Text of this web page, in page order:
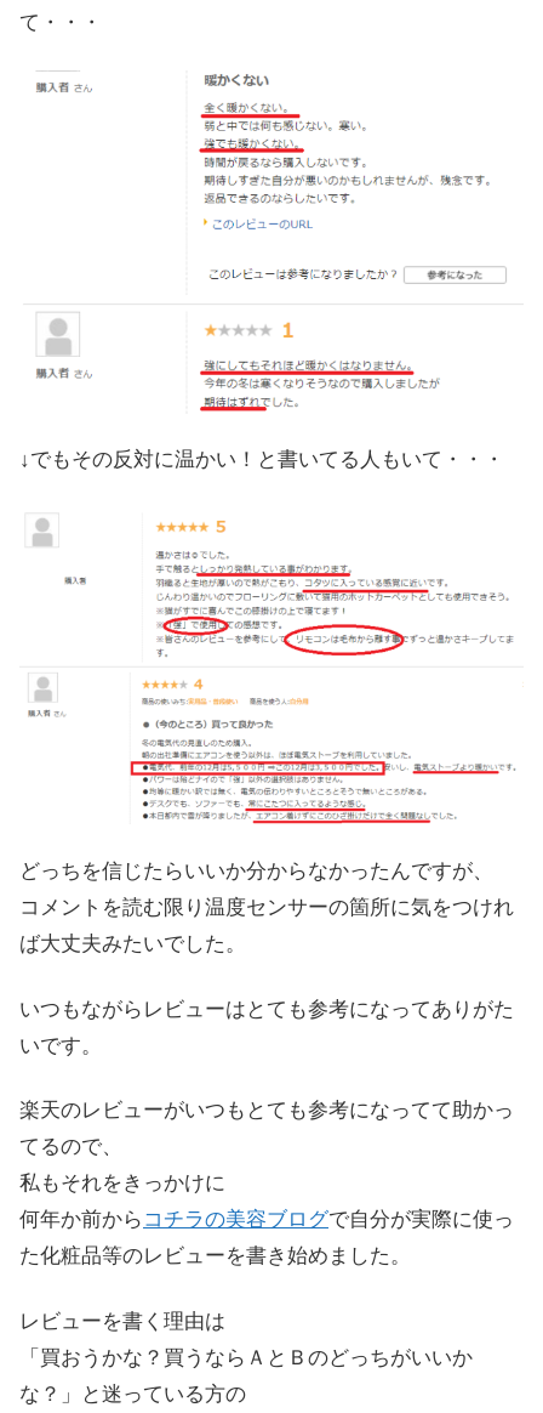
て・・・
↓でもその反対に温かい！と書いてる人もいて・・・
どっちを信じたらいいか分からなかったんですが、
コメントを読む限り温度センサーの箇所に気をつけれ
ば大丈夫みたいでした。
いつもながらレビューはとても参考になってありがた
いです。
楽天のレビューがいつもとても参考になってて助かっ
てるので、
私もそれをきっかけに
何年か前から コチラの美容ブログで自分が実際に使っ
た化粧品等のレビューを書き始めました。
レビューを書く理由は
「買おうかな？買うならＡとＢのどっちがいいか
な？」と迷っている方の